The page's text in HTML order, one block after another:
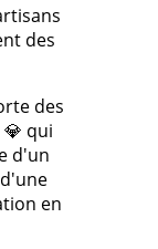
des
des
qui
d'un
en